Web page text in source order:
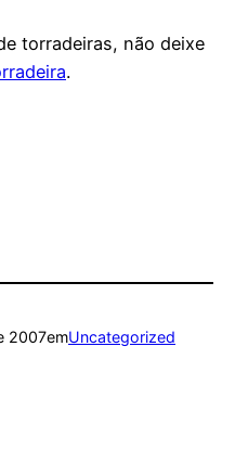
torradeiras, não deixe
.
2007emUncategorized